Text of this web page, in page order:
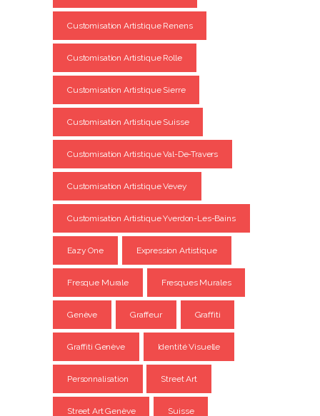
Customisation Artistique Renens
Customisation Artistique Rolle
Customisation Artistique Sierre
Customisation Artistique Suisse
Customisation Artistique Val-De-Travers
Customisation Artistique Vevey
Customisation Artistique Yverdon-Les-Bains
Eazy One Expression Artistique
Fresque Murale Fresques Murales
Genève Graffeur Graffiti
Graffiti Genève Identité Visuelle
Personnalisation Street Art
Street Art Genève Suisse